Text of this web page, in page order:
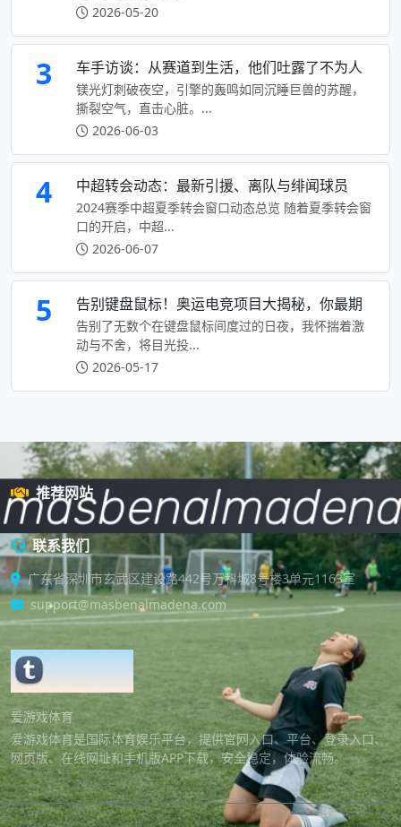
2026-05-20
3 车手访谈：从赛道到生活，他们吐露了不为人
镁光灯刺破夜空，引擎的轰鸣如同沉睡巨兽的苏醒，
撕裂空气，直击心脏。...
2026-06-03
4 中超转会动态：最新引援、离队与绯闻球员
2024赛季中超夏季转会窗口动态总览 随着夏季转会窗
口的开启，中超...
2026-06-07
5 告别键盘鼠标！奥运电竞项目大揭秘，你最期
告别了无数个在键盘鼠标间度过的日夜，我怀揣着激
动与不舍，将目光投...
2026-05-17
推荐网站
联系我们
广东省深圳市玄武区建设路442号万科城8号楼3单元1163室
support@masbenalmadena.com
爱游戏体育
爱游戏体育是国际体育娱乐平台，提供官网入口、平台、登录入口、
网页版、在线网址和手机版APP下载，安全稳定，体验流畅。